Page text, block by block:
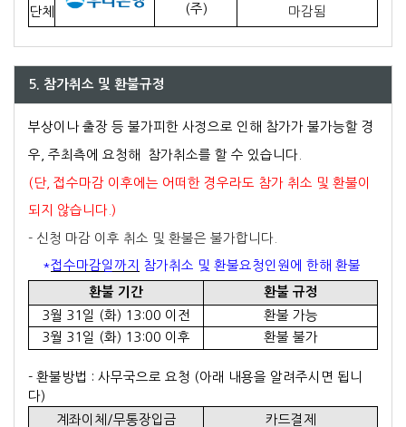
(주)
단체
마감됨
5. 참가취소 및 환불규정
부상이나 출장 등 불가피한 사정으로 인해 참가가 불가능할 경
우, 주최측에 요청해 참가취소를 할 수 있습니다.
(단, 접수마감 이후에는 어떠한 경우라도 참가 취소 및 환불이
되지 않습니다.)
- 신청 마감 이후 취소 및 환불은 불가합니다.
*접수마감일까지 참가취소 및 환불요청인원에 한해 환불
환불 기간 환불 규정
3월 31일 (화) 13:00 이전
환불 가능
3월 31일 (화) 13:00 이후
환불 불가
- 환불방법 : 사무국으로 요청 (아래 내용을 알려주시면 됩니
다)
계좌이체/무통장입금
카드결제